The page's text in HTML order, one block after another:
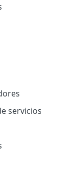
servicios